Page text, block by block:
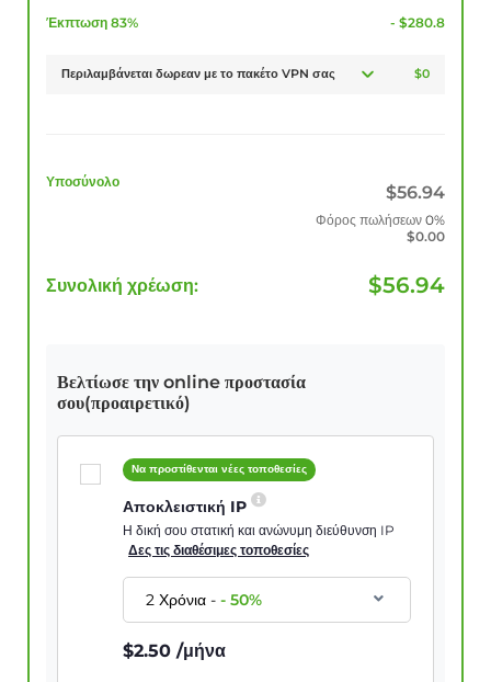
Έκπτωση 83% - $280.8
Περιλαμβάνεται δωρεαν με το πακέτο VPN σας $0
Υποσύνολο
$56.94
Φόρος πωλήσεων 0%
$0.00
Συνολική χρέωση: $56.94
Βελτίωσε την online προστασία
σου(προαιρετικό)
Να προστίθενται νέες τοποθεσίες
Αποκλειστική IP
Η δική σου στατική και ανώνυμη διεύθυνση IP
Δες τις διαθέσιμες τοποθεσίες
2 Χρόνια--50%
$2.50 /μήνα